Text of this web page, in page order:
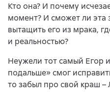
Кто она? И почему
момент? И сможет ли эта
вытащить его из мрака,
и реальностью?
Неужели тот самый Егор
подальше» смог
то забыл про свой краш –